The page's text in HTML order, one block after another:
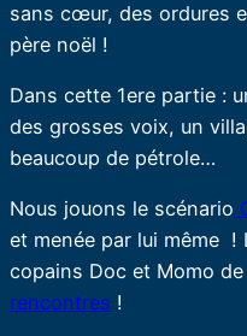
sans cœur, des ordures
père noël !
Dans cette 1ere partie :
des grosses voix, un
beaucoup de pétrole…
Nous jouons le scénario
et menée par lui même !
copains Doc et Momo
rencontres !